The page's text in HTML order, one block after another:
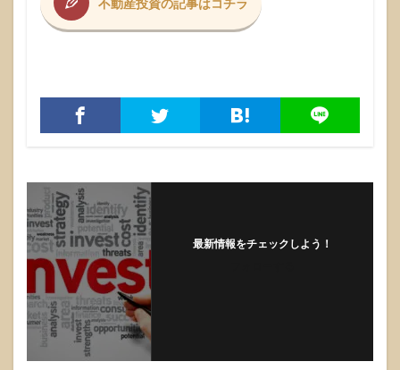
不動産投資の記事はコチラ
最新情報をチェックしよう！